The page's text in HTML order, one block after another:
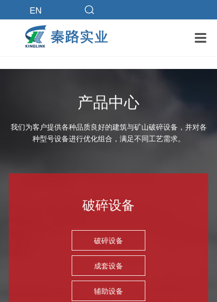
EN

产品中心
我们为客户提供各种品质良好的建筑与矿山破碎设备，并对各
种型号设备进行优化组合，满足不同工艺需求。
破碎设备
破碎设备
成套设备
辅助设备